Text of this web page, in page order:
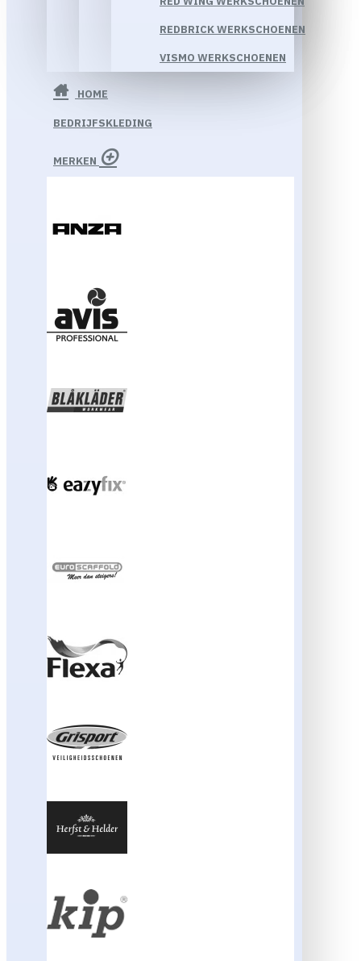
REDBRICK WERKSCHOENEN
VISMO WERKSCHOENEN
HOME
BEDRIJFSKLEDING
MERKEN